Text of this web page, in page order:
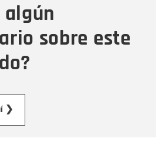
algún
sobre este
❯